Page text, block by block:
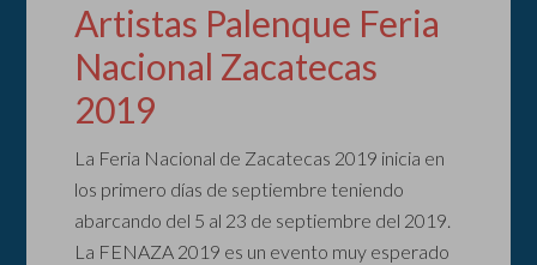
Artistas Palenque Feria
Nacional Zacatecas
2019
La Feria Nacional de Zacatecas 2019 inicia en
los primero días de septiembre teniendo
abarcando del 5 al 23 de septiembre del 2019.
La FENAZA 2019 es un evento muy esperado